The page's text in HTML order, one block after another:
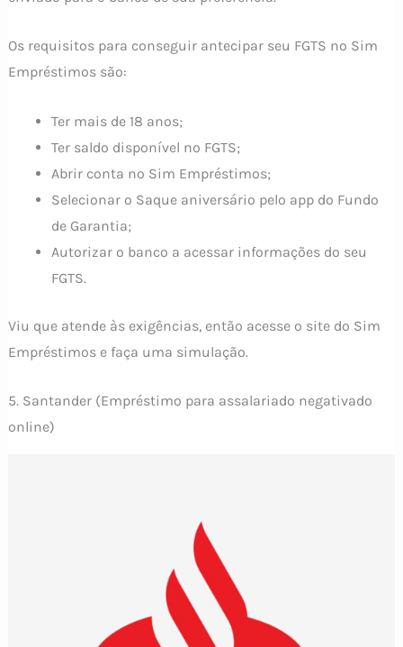
Os requisitos para conseguir antecipar seu FGTS no Sim
Empréstimos são:
Ter mais de 18 anos;
Ter saldo disponível no FGTS;
Abrir conta no Sim Empréstimos;
Selecionar o Saque aniversário pelo app do Fundo
de Garantia;
Autorizar o banco a acessar informações do seu
FGTS.
Viu que atende às exigências, então acesse o site do Sim
Empréstimos e faça uma simulação.
5. Santander (Empréstimo para assalariado negativado
online)